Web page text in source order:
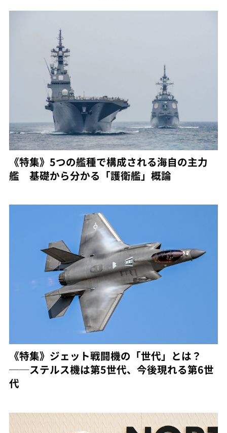
《特集》5つの艦種で構成される海自の主力
艦 基礎から分かる「護衛艦」概論
《特集》ジェット戦闘機の「世代」とは？
──ステルス機は第5世代、今後現れる第6世
代